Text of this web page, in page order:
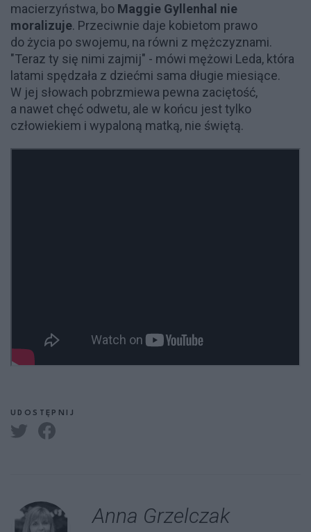
macierzyństwa, bo Maggie Gyllenhal nie
moralizuje. Przeciwnie daje kobietom prawo
do życia po swojemu, na równi z mężczyznami.
"Teraz ty się nimi zajmij" - mówi mężowi Leda, która
latami spędzała z dziećmi sama długie miesiące.
W jej słowach pobrzmiewa pewna zaciętość,
a nawet chęć odwetu, ale w końcu jest tylko
człowiekiem i wypaloną matką, nie świętą.
UDOSTĘPNIJ
Anna Grzelczak